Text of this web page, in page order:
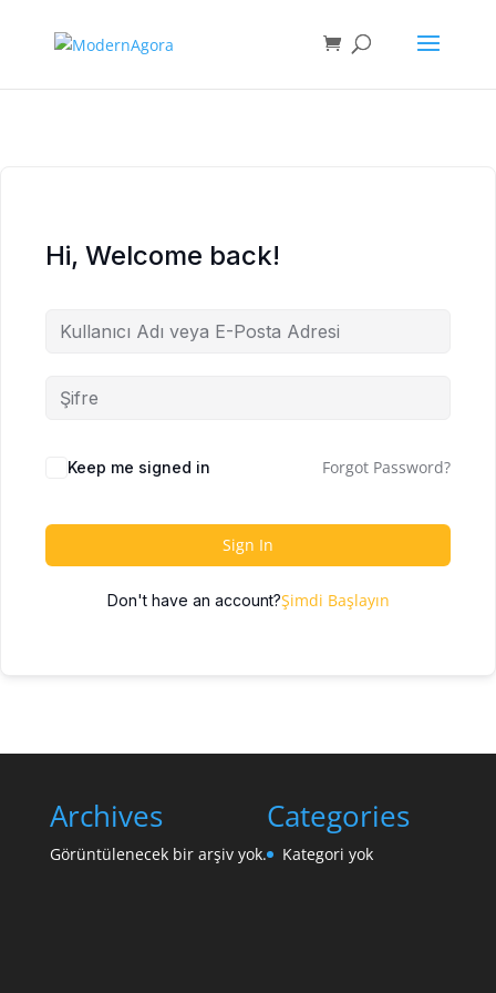
Hi, Welcome back!
Keep me signed in Forgot Password?
Sign In
Don't have an account?Şimdi Başlayın
Archives
Görüntülenecek bir arşiv yok.
Categories
Kategori yok